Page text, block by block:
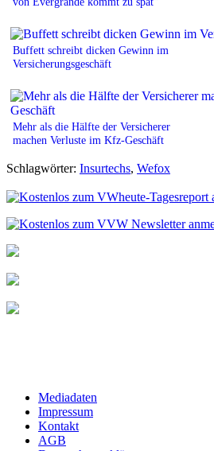
Buffett schreibt dicken Gewinn im
Versicherungsgeschäft
Mehr als die Hälfte der Versicherer
machen Verluste im Kfz-Geschäft
Schlagwörter: Insurtechs, Wefox
Mediadaten
Impressum
Kontakt
AGB